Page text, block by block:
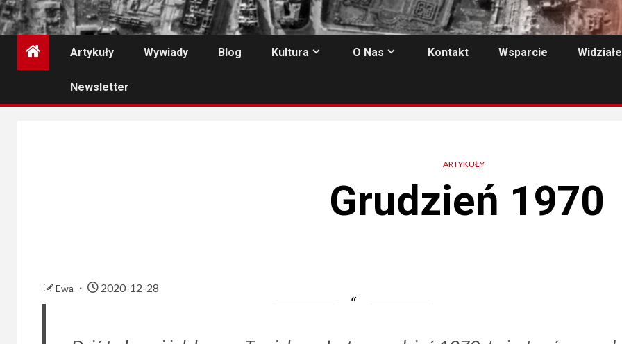
Artykuły Wywiady Blog Kultura O Nas Kontakt Wsparcie
Newsletter
ARTYKUŁY
Grudzień 1970
Ewa 2020-12-28